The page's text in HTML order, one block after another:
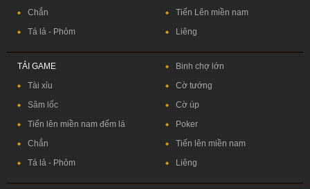
Chắn
Tá lả - Phỏm
Tiến Lên miền nam
Liêng
TẢI GAME
Tài xỉu
Sâm lốc
Tiến lên miền nam đếm lá
Chắn
Tá lả - Phỏm
Binh chợ lớn
Cờ tướng
Cờ úp
Poker
Tiến lên miền nam
Liêng